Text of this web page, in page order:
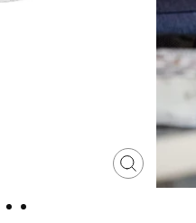
Fermer
(Esc)